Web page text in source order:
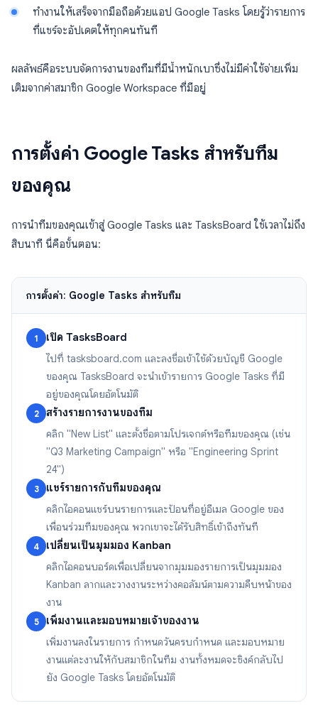
ทำงานให้เสร็จจากมือถือด้วยแอป Google Tasks โดยรู้ว่ารายการ
ที่แชร์จะอัปเดตให้ทุกคนทันที
ผลลัพธ์คือระบบจัดการงานของทีมที่มีน้ำหนักเบาซึ่งไม่มีค่าใช้จ่ายเพิ่ม
เติมจากค่าสมาชิก Google Workspace ที่มีอยู่
การตั้งค่า Google Tasks สำหรับทีม
ของคุณ
การนำทีมของคุณเข้าสู่ Google Tasks และ TasksBoard ใช้เวลาไม่ถึง
สิบนาที นี่คือขั้นตอน:
การตั้งค่า: Google Tasks สำหรับทีม
1
เปิด TasksBoard
ไปที่ tasksboard.com และลงชื่อเข้าใช้ด้วยบัญชี Google
ของคุณ TasksBoard จะนำเข้ารายการ Google Tasks ที่มี
อยู่ของคุณโดยอัตโนมัติ
2
สร้างรายการงานของทีม
คลิก "New List" และตั้งชื่อตามโปรเจกต์หรือทีมของคุณ (เช่น
"Q3 Marketing Campaign" หรือ "Engineering Sprint
24")
3
แชร์รายการกับทีมของคุณ
คลิกไอคอนแชร์บนรายการและป้อนที่อยู่อีเมล Google ของ
เพื่อนร่วมทีมของคุณ พวกเขาจะได้รับสิทธิ์เข้าถึงทันที
4
เปลี่ยนเป็นมุมมอง Kanban
คลิกไอคอนบอร์ดเพื่อเปลี่ยนจากมุมมองรายการเป็นมุมมอง
Kanban ลากและวางงานระหว่างคอลัมน์ตามความคืบหน้าของ
งาน
5
เพิ่มงานและมอบหมายเจ้าของงาน
เพิ่มงานลงในรายการ กำหนดวันครบกำหนด และมอบหมาย
งานแต่ละงานให้กับสมาชิกในทีม งานทั้งหมดจะซิงค์กลับไป
ยัง Google Tasks โดยอัตโนมัติ